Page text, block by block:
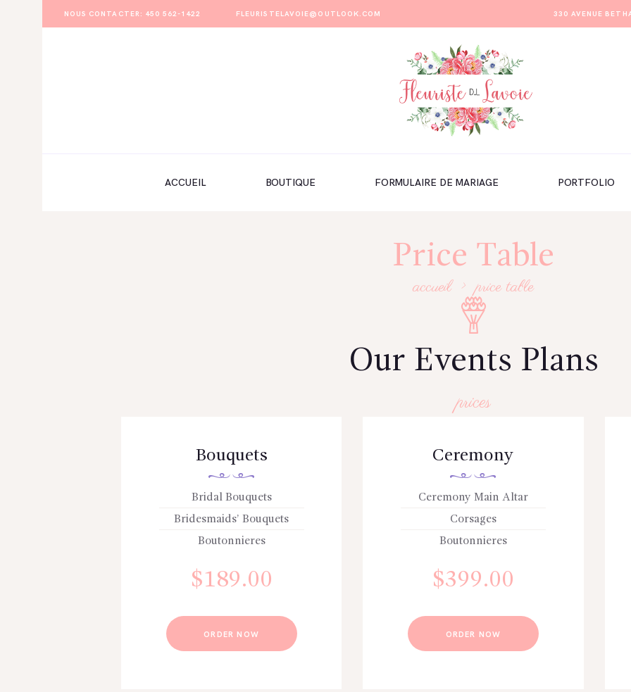
NOUS CONTACTER: 450 562-1422 FLEURISTELAVOIE@OUTLOOK.COM 330 AVENUE
ACCUEIL BOUTIQUE FORMULAIRE DE MARIAGE PORTFOLIO
Price Table
accueil price table
Our Events Plans
prices
Bouquets
Bridal Bouquets
Bridesmaids’ Bouquets
Boutonnieres
$189.00
ORDER NOW
Ceremony
Ceremony Main Altar
Corsages
Boutonnieres
$399.00
ORDER NOW